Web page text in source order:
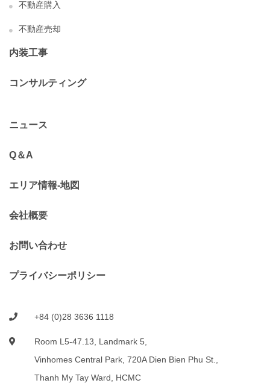
不動産購入
不動産売却
内装工事
コンサルティング
ニュース
Q＆A
エリア情報-地図
会社概要
お問い合わせ
プライバシーポリシー
+84 (0)28 3636 1118
Room L5-47.13, Landmark 5,
Vinhomes Central Park, 720A Dien Bien Phu St.,
Thanh My Tay Ward, HCMC